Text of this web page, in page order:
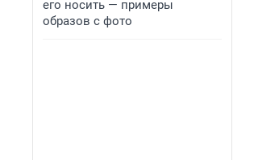
его носить — примеры
образов с фото